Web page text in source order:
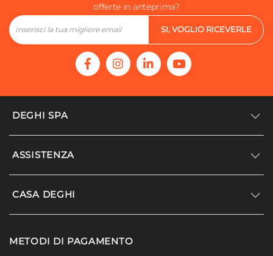
offerte in anteprima?
SI, VOGLIO RICEVERLE
DEGHI SPA
Accedi/Registrati
Modello organizzativo e codice etico
ASSISTENZA
Supporto
Agevolazioni fiscali
CASA DEGHI
I nostri luoghi
METODI DI PAGAMENTO